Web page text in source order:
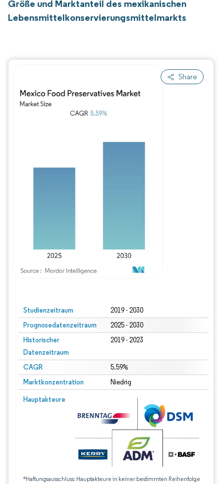
Größe und Marktanteil des mexikanischen
Lebensmittelkonservierungsmittelmarkts
Share
Studienzeitraum 2019 - 2030
Prognosedatenzeitraum 2025 - 2030
Historischer
Datenzeitraum
2019 - 2023
CAGR 5.59%
Marktkonzentration Niedrig
Hauptakteure
*Haftungsausschluss: Hauptakteure in keiner bestimmten Reihenfolge